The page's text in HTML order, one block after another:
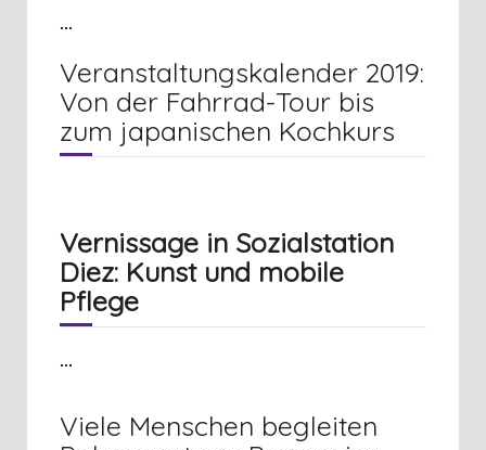
...
Veranstaltungskalender 2019:
Von der Fahrrad-Tour bis
zum japanischen Kochkurs
Vernissage in Sozialstation
Diez: Kunst und mobile
Pflege
...
Viele Menschen begleiten